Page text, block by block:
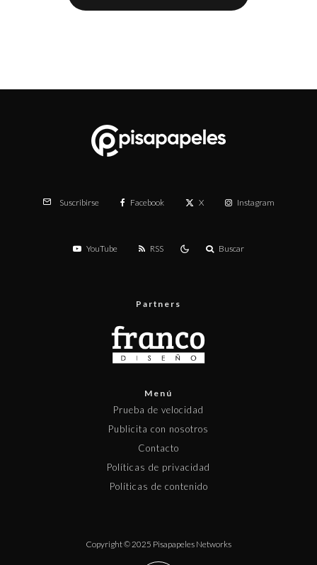
Suscribirse Facebook X Instagram
YouTube RSS Buscar
Partners
Menú
Prueba de velocidad
Publicita con nosotros
Contacto
Políticas de privacidad
Políticas de contenido
Copyright © 2025 Pisapapeles Networks